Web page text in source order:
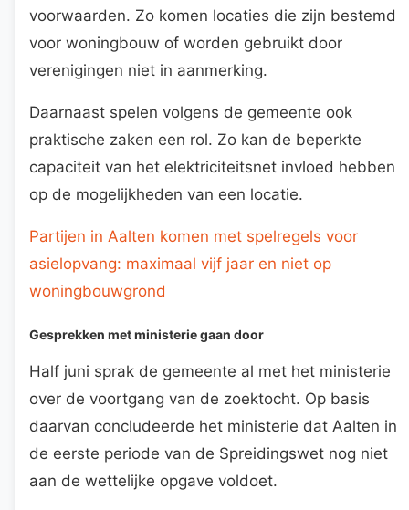
voorwaarden. Zo komen locaties die zijn bestemd
voor woningbouw of worden gebruikt door
verenigingen niet in aanmerking.
Daarnaast spelen volgens de gemeente ook
praktische zaken een rol. Zo kan de beperkte
capaciteit van het elektriciteitsnet invloed hebben
op de mogelijkheden van een locatie.
Partijen in Aalten komen met spelregels voor
asielopvang: maximaal vijf jaar en niet op
woningbouwgrond
Gesprekken met ministerie gaan door
Half juni sprak de gemeente al met het ministerie
over de voortgang van de zoektocht. Op basis
daarvan concludeerde het ministerie dat Aalten in
de eerste periode van de Spreidingswet nog niet
aan de wettelijke opgave voldoet.